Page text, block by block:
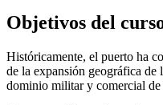
Objetivos del
Históricamente, el puerto ha
de la expansión geográfica
dominio militar y comercial de